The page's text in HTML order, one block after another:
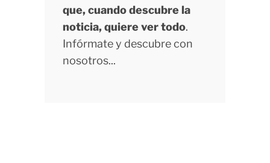
que, cuando descubre la
noticia, quiere ver todo.
Infórmate y descubre con
nosotros...